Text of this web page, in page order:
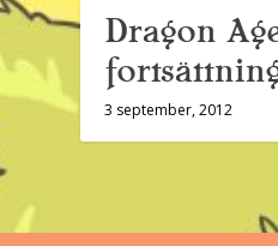
Dragon
3 september, 2012